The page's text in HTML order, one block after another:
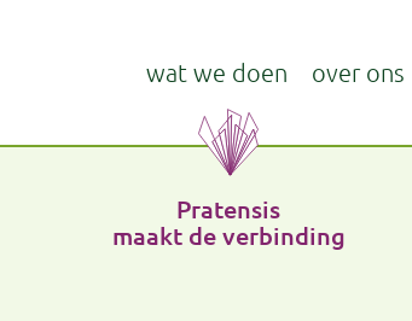
wat we doen over ons
Pratensis
maakt de verbinding